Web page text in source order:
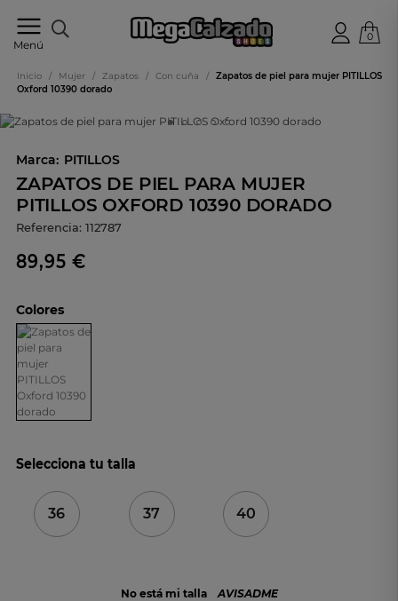
Menú
online
0
Inicio / Mujer / Zapatos / Con cuña /
Zapatos de piel para mujer PITILLOS
Oxford 10390 dorado
Marca: PITILLOS
ZAPATOS DE PIEL PARA MUJER
PITILLOS OXFORD 10390 DORADO
Referencia: 112787
89,95 €
Colores
Selecciona tu talla
36 37 40
No está mi talla AVISADME